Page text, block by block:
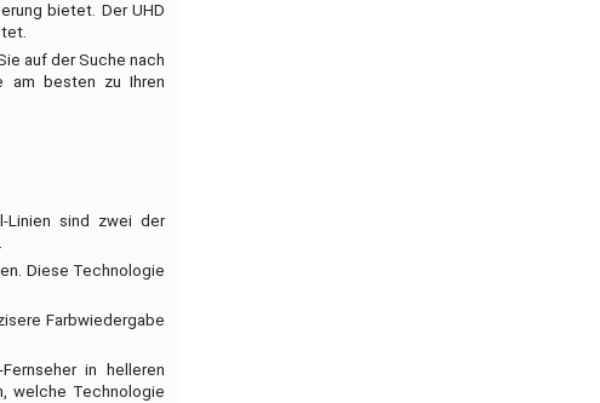
bietet. Der UHD
auf der Suche nach
am besten zu Ihren
Linien sind zwei der
Diese Technologie
Farbwiedergabe
in helleren
welche Technologie